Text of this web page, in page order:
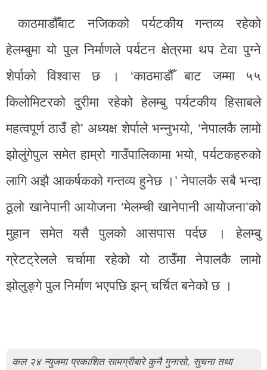
काठमाडौँबाट नजिकको पर्यटकीय गन्तव्य रहेको
हेलम्बुमा यो पुल निर्माणले पर्यटन क्षेत्रमा थप टेवा पुग्ने
शेर्पाको विश्वास छ । ‘काठमाडौँ बाट जम्मा ५५
किलोमिटरको दुरीमा रहेको हेलम्बु पर्यटकीय हिसाबले
महत्वपूर्ण ठाउँ हो’ अध्यक्ष शेर्पाले भन्नुभयो, ‘नेपालकै लामो
झोलुंगेपुल समेत हाम्रो गाउँपालिकामा भयो, पर्यटकहरुको
लागि अझै आकर्षकको गन्तव्य हुनेछ ।’ नेपालकै सबै भन्दा
ठूलो खानेपानी आयोजना ‘मेलम्ची खानेपानी आयोजना’को
मुहान समेत यसै पुलको आसपास पर्दछ । हेलम्बु
ग्रेटट्रेलले चर्चामा रहेको यो ठाउँमा नेपालकै लामो
झोलुङ्गे पुल निर्माण भएपछि झन् चर्चित बनेको छ ।
कल २४ न्युजमा प्रकाशित सामग्रीबारे कुनै गुनासो, सुचना तथा